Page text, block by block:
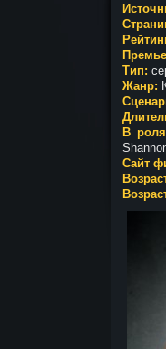
Тип:
Жанр:
В
Сайт